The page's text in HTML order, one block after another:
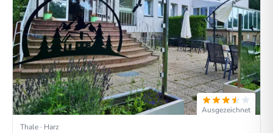
Ausgezeichnet
Thale · Harz